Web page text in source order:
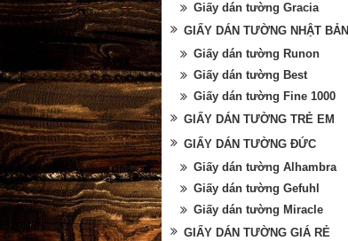
Giấy dán tường Gracia
GIẤY DÁN TƯỜNG NHẬT BẢN
Giấy dán tường Runon
Giấy dán tường Best
Giấy dán tường Fine 1000
GIẤY DÁN TƯỜNG TRẺ EM
GIẤY DÁN TƯỜNG ĐỨC
Giấy dán tường Alhambra
Giấy dán tường Gefuhl
Giấy dán tường Miracle
GIẤY DÁN TƯỜNG GIÁ RẺ